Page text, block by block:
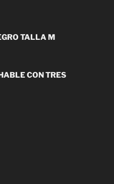
TALLA M
CON TRES